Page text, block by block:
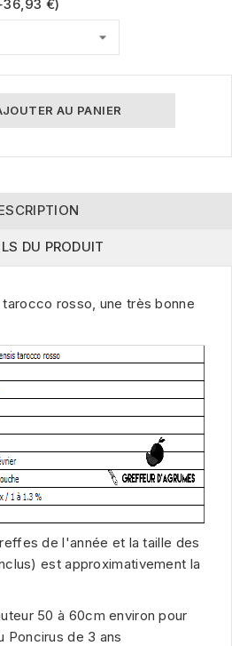
€)
AU PANIER
DU PRODUIT
tarocco rosso, une très bonne
de l'année et la taille des
est approximativement la
50 à 60cm environ pour
Poncirus de 3 ans